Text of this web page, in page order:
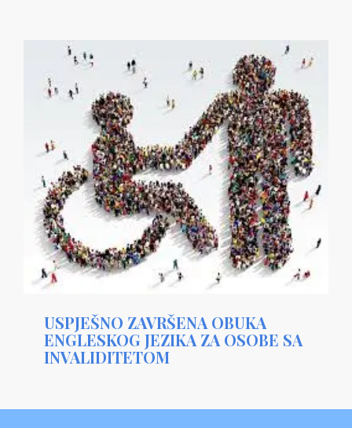
USPJEŠNO ZAVRŠENA OBUKA
ENGLESKOG JEZIKA ZA OSOBE SA
INVALIDITETOM